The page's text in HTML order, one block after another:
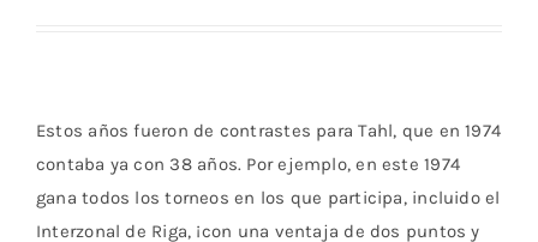
Estos años fueron de contrastes para Tahl, que en 1974
contaba ya con 38 años. Por ejemplo, en este 1974
gana todos los torneos en los que participa, incluido el
Interzonal de Riga, ¡con una ventaja de dos puntos y